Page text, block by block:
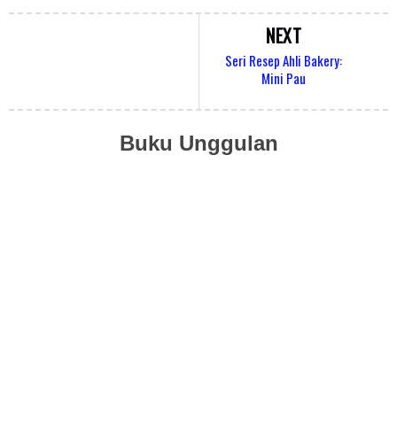
NEXT
Seri Resep Ahli Bakery:
Mini Pau
Buku Unggulan